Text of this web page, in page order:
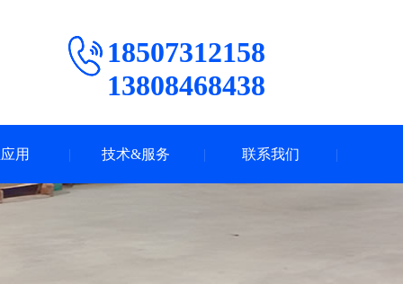
18507312158
13808468438
用 技术&服务 联系我们